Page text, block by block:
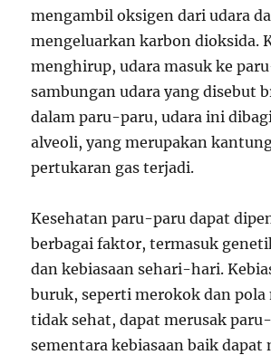
mengambil oksigen dari udara
mengeluarkan karbon dioksida.
menghirup, udara masuk ke
sambungan udara yang disebut
dalam paru-paru, udara ini
alveoli, yang merupakan
pertukaran gas terjadi.
Kesehatan paru-paru dapat
berbagai faktor, termasuk
dan kebiasaan sehari-hari.
buruk, seperti merokok dan pola
tidak sehat, dapat merusak
sementara kebiasaan baik